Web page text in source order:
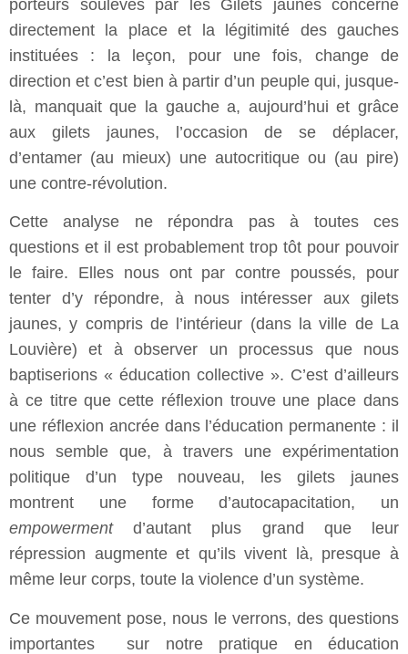
porteurs soulevés par les Gilets jaunes concerne
directement la place et la légitimité des gauches
instituées : la leçon, pour une fois, change de
direction et c’est bien à partir d’un peuple qui, jusque-
là, manquait que la gauche a, aujourd’hui et grâce
aux gilets jaunes, l’occasion de se déplacer,
d’entamer (au mieux) une autocritique ou (au pire)
une contre-révolution.
Cette analyse ne répondra pas à toutes ces
questions et il est probablement trop tôt pour pouvoir
le faire. Elles nous ont par contre poussés, pour
tenter d’y répondre, à nous intéresser aux gilets
jaunes, y compris de l’intérieur (dans la ville de La
Louvière) et à observer un processus que nous
baptiserions « éducation collective ». C’est d’ailleurs
à ce titre que cette réflexion trouve une place dans
une réflexion ancrée dans l’éducation permanente : il
nous semble que, à travers une expérimentation
politique d’un type nouveau, les gilets jaunes
montrent une forme d’autocapacitation, un
empowermentd’autant plus grand que leur
répression augmente et qu’ils vivent là, presque à
même leur corps, toute la violence d’un système.
Ce mouvement pose, nous le verrons, des questions
importantes sur notre pratique en éducation